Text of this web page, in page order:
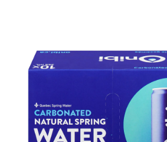
CARRIÈRES
CONCOURS